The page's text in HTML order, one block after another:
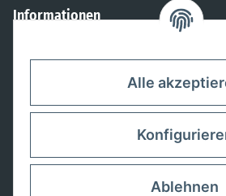
Alle
Ablehnen
Informationen
Rechtliches